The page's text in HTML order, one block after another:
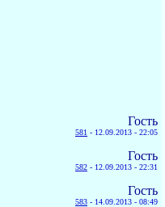
Гость
581 - 12.09.2013 - 22:05
Гость
582 - 12.09.2013 - 22:31
Гость
583 - 14.09.2013 - 08:49